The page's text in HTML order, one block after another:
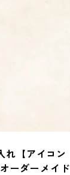
れ【アイコン
ーダーメイド